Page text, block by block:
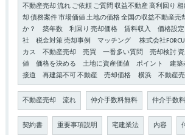
不動産売却 流れ ご依頼 ご質問 収益不動産 高利回り
却 債務案件 市場価値 土地の価格 全国の収益不動産売
か？ 築年数 利回り 売却価格 賃料収入 価格設
社 税金対策 売却事例 マッチング 株式会社
カス 不動産売却 売買 一番多い質問 売却検討
値 価格を決める 土地に資産価値 ポイント 建
接道 再建築不可 不動産 売却価格 横浜 不動産売
不動産売却 流れ 仲介手数料無料 仲介手数料
契約書 重要事項説明 宅建業法 内容